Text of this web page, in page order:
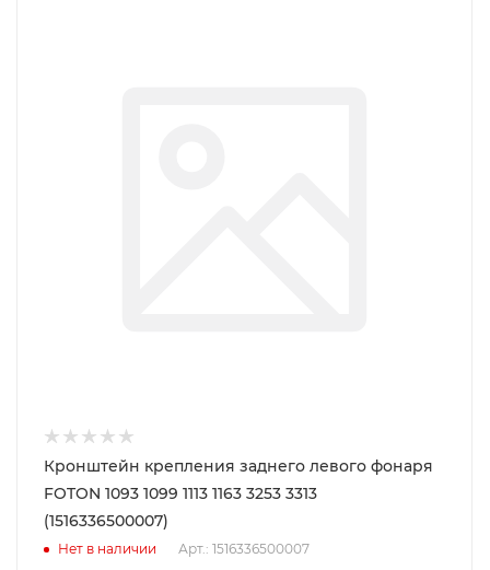
Кронштейн крепления заднего левого фонаря
FOTON 1093 1099 1113 1163 3253 3313
(1516336500007)
Нет в наличии Арт.: 1516336500007